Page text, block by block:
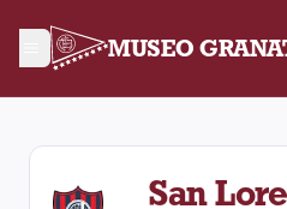
MUSEO
Fecha 14. Partido entre
San